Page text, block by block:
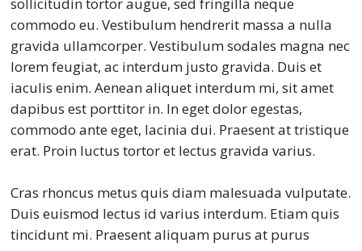
commodo eu. Vestibulum hendrerit massa a nulla
gravida ullamcorper. Vestibulum sodales magna nec
lorem feugiat, ac interdum justo gravida. Duis et
iaculis enim. Aenean aliquet interdum mi, sit amet
dapibus est porttitor in. In eget dolor egestas,
commodo ante eget, lacinia dui. Praesent at tristique
erat. Proin luctus tortor et lectus gravida varius.
Cras rhoncus metus quis diam malesuada vulputate.
Duis euismod lectus id varius interdum. Etiam quis
tincidunt mi. Praesent aliquam purus at purus